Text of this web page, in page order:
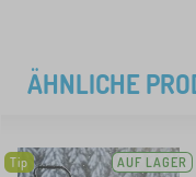
ÄHNLICHE
Tip AUF LAGER